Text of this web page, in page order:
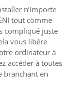
n’importe
tout comme
compliqué juste
vous libère
ordinateur à
accéder à toutes
branchant en